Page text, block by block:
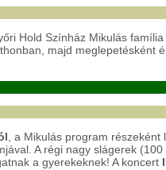
Hold Színház Mikulás
majd meglepetésként
, a Mikulás program
A régi nagy slágerek (100
a gyerekeknek! A koncert